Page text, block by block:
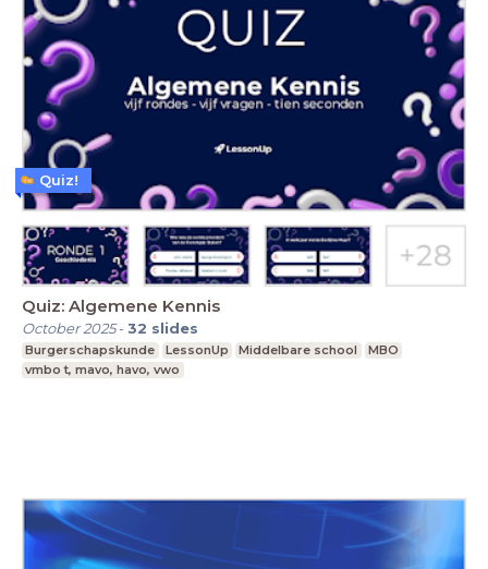
Quiz: Algemene Kennis
October 2025-32 slides
Burgerschapskunde LessonUp Middelbare school
MBO
vmbo t, mavo, havo, vwo
Quiz!